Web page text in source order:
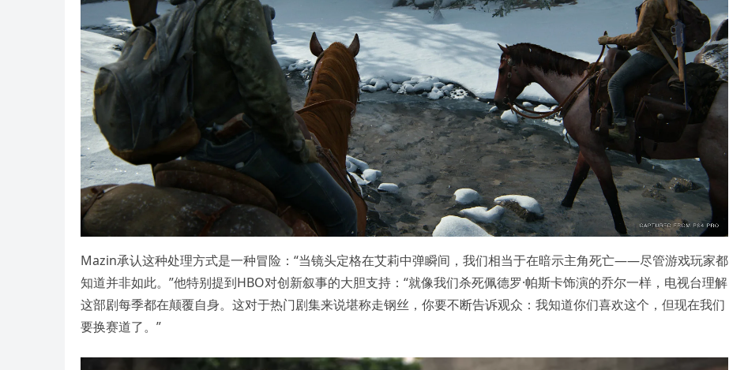
Mazin承认这种处理方式是一种冒险：“当镜头定格在艾莉中弹瞬间，我们相当于在暗示主角死亡——尽管游戏玩家都
知道并非如此。”他特别提到HBO对创新叙事的大胆支持：“就像我们杀死佩德罗·帕斯卡饰演的乔尔一样，电视台理解
这部剧每季都在颠覆自身。这对于热门剧集来说堪称走钢丝，你要不断告诉观众：我知道你们喜欢这个，但现在我们
要换赛道了。”